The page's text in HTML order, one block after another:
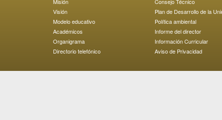
Misión
Visión
Modelo educativo
Académicos
Organigrama
Directorio telefónico
Consejo Técnico
Plan de Desarrollo de la
Política ambiental
Informe del director
Información Curricular
Aviso de Privacidad